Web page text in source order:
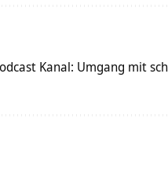
Kanal: Umgang mit